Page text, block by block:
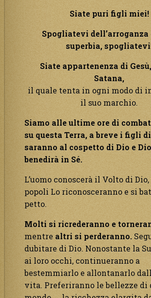
Siate puri figli miei!
Spogliatevi dell’arroganza
superbia,
Siate appartenenza di
Satana,
il quale tenta in ogni modo di
il suo marchio.
Siamo alle ultime ore di
su questa Terra, a breve i figli
saranno al cospetto di Dio e
benedirà in Sé.
L’uomo conoscerà il Volto di
popoli Lo riconosceranno e si
petto.
Molti si ricrederanno e
mentre altri si perderanno.
dubitare di Dio. Nonostante la
ai loro occhi, continueranno a
bestemmiarlo e allontanarlo
vita. Preferiranno le bellezze di